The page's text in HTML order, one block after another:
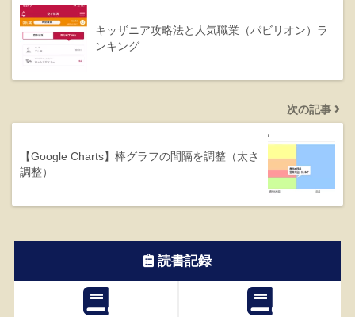
キッザニア攻略法と人気職業（パビリオン）ラ
ンキング
次の記事
【Google Charts】棒グラフの間隔を調整（太さ
調整）
読書記録